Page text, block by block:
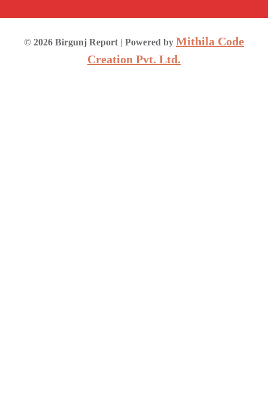
© 2026 Birgunj Report | Powered by Mithila Code
Creation Pvt. Ltd.